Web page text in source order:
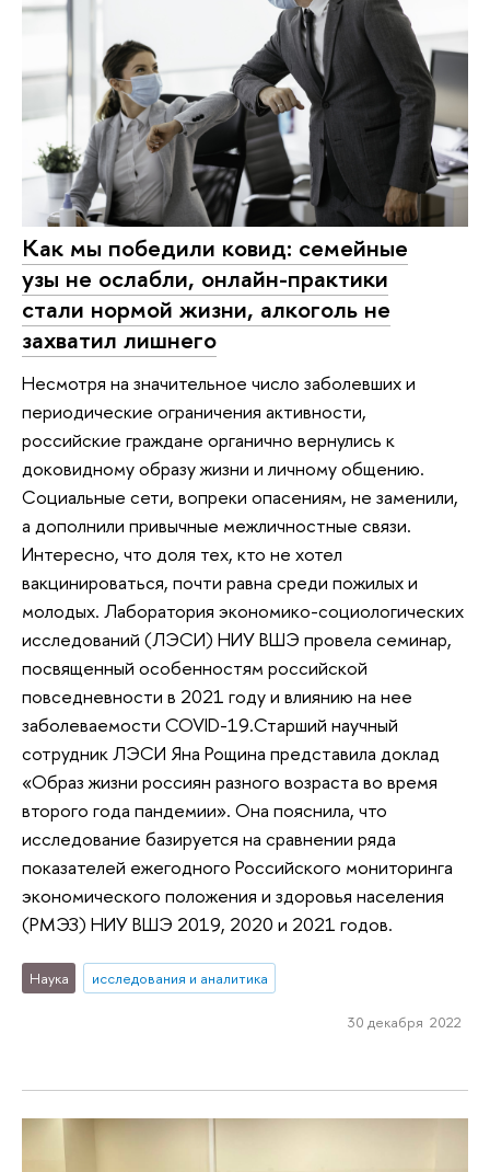
Как мы победили ковид: семейные
узы не ослабли, онлайн-практики
стали нормой жизни, алкоголь не
захватил лишнего
Несмотря на значительное число заболевших и
периодические ограничения активности,
российские граждане органично вернулись к
доковидному образу жизни и личному общению.
Социальные сети, вопреки опасениям, не заменили,
а дополнили привычные межличностные связи.
Интересно, что доля тех, кто не хотел
вакцинироваться, почти равна среди пожилых и
молодых. Лаборатория экономико-социологических
исследований (ЛЭСИ) НИУ ВШЭ провела семинар,
посвященный особенностям российской
повседневности в 2021 году и влиянию на нее
заболеваемости COVID-19.Старший научный
сотрудник ЛЭСИ Яна Рощина представила доклад
«Образ жизни россиян разного возраста во время
второго года пандемии». Она пояснила, что
исследование базируется на сравнении ряда
показателей ежегодного Российского мониторинга
экономического положения и здоровья населения
(РМЭЗ) НИУ ВШЭ 2019, 2020 и 2021 годов.
Наука исследования и аналитика
30 декабря 2022